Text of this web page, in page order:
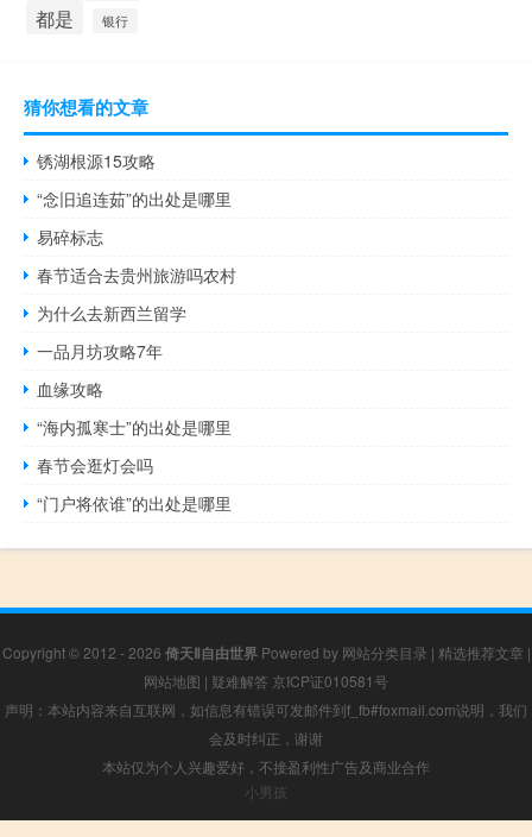
都是 银行
猜你想看的文章
锈湖根源15攻略
“念旧追连茹”的出处是哪里
易碎标志
春节适合去贵州旅游吗农村
为什么去新西兰留学
一品月坊攻略7年
血缘攻略
“海内孤寒士”的出处是哪里
春节会逛灯会吗
“门户将依谁”的出处是哪里
Copyright © 2012 - 2026 倚天Ⅱ自由世界Powered by 网站分类目录 | 精选推荐文章 |
网站地图 | 疑难解答 京ICP证010581号
声明：本站内容来自互联网，如信息有错误可发邮件到f_fb#foxmail.com说明，我们
会及时纠正，谢谢
本站仅为个人兴趣爱好，不接盈利性广告及商业合作
小男孩